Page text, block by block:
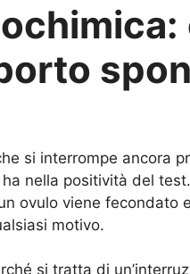
si interrompe ancora
nella positività del
ovulo viene fecondato
motivo.
si tratta di